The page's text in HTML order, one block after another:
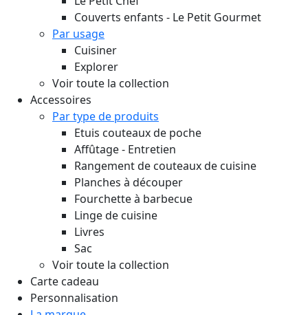
Couverts enfants - Le Petit Gourmet
Par usage
Cuisiner
Explorer
Voir toute la collection
Accessoires
Par type de produits
Etuis couteaux de poche
Affûtage - Entretien
Rangement de couteaux de cuisine
Planches à découper
Fourchette à barbecue
Linge de cuisine
Livres
Sac
Voir toute la collection
Carte cadeau
Personnalisation